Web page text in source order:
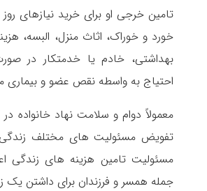
تامین خرجی او برای خرید نیازهای
خورد و خوراک، اثاث منزل، البسه،
بهداشتی، خادم یا خدمتکار در
احتیاج به واسطه نقص عضو و بیماری
معمولاً دوام و سلامت نهاد خانواده
تفویض مسئولیت های مختلف
مسئولیت تامین هزینه های زندگی
جمله همسر و فرزندان برای داشتن یک